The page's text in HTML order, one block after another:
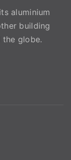
aluminium
building
the globe.